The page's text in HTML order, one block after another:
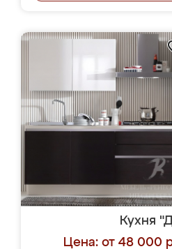
Кухня
Цена: от 48 000